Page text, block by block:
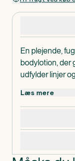
En plejende,
bodylotion, der
udfylder linjer
glød. Har en let
uden at fedte.
Læs mere